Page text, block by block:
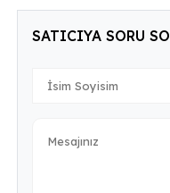
SATICIYA SORU